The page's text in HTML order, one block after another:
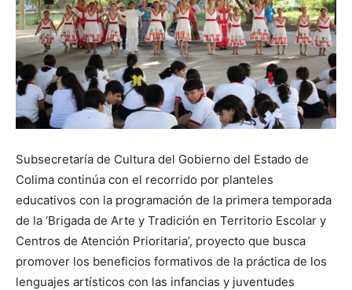
Subsecretaría de Cultura del Gobierno del Estado de
Colima continúa con el recorrido por planteles
educativos con la programación de la primera temporada
de la ‘Brigada de Arte y Tradición en Territorio Escolar y
Centros de Atención Prioritaria’, proyecto que busca
promover los beneficios formativos de la práctica de los
lenguajes artísticos con las infancias y juventudes